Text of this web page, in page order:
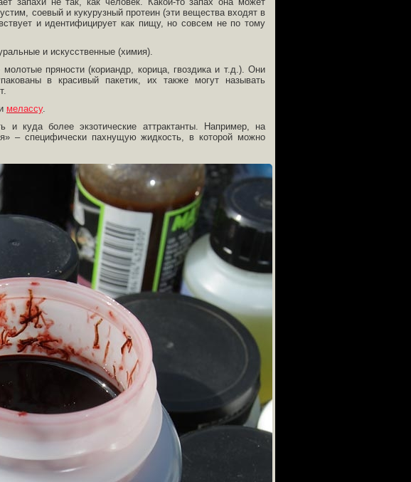
соевый и кукурузный протеин (эти вещества входят в
и идентифицирует как пищу, но совсем не по тому
и искусственные (химия).
пряности (кориандр, корица, гвоздика и т.д.). Они
в красивый пакетик, их также могут называть
мелассу.
и куда более экзотические аттрактанты. Например, на
– специфически пахнущую жидкость, в которой можно